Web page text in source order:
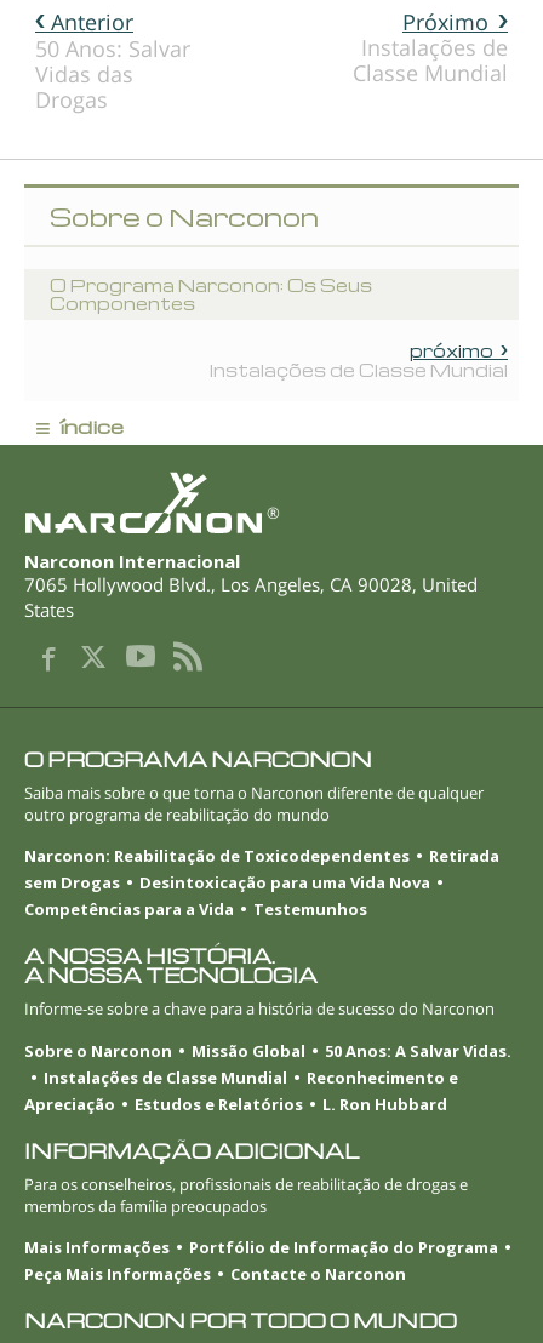
Próximo
Instalações de
Classe Mundial
Anterior
50 Anos: Salvar
Vidas das
Drogas
Sobre o Narconon
O Programa Narconon: Os Seus
Componentes
próximo
Instalações de Classe Mundial
≡ índice
®
Narconon Internacional
7065 Hollywood Blvd., Los Angeles, CA 90028, United
States
O PROGRAMA NARCONON
Saiba mais sobre o que torna o Narconon diferente de qualquer
outro programa de reabilitação do mundo
Narconon: Reabilitação de Toxicodependentes
Retirada
sem Drogas
Desintoxicação para uma Vida Nova
Competências para a Vida
Testemunhos
A NOSSA HISTÓRIA.
A NOSSA TECNOLOGIA
Informe-sesobre a chave para a história de sucesso do Narconon
Sobre o Narconon
Missão Global
50 Anos: A Salvar Vidas.
Instalações de Classe Mundial
Reconhecimento e
Apreciação
Estudos e Relatórios L. Ron Hubbard
INFORMAÇÃO ADICIONAL
Para os conselheiros, profissionais de reabilitação de drogas e
membros da família preocupados
Mais Informações
Portfólio de Informação do Programa
Peça Mais Informações
Contacte o Narconon
NARCONON POR TODO O MUNDO